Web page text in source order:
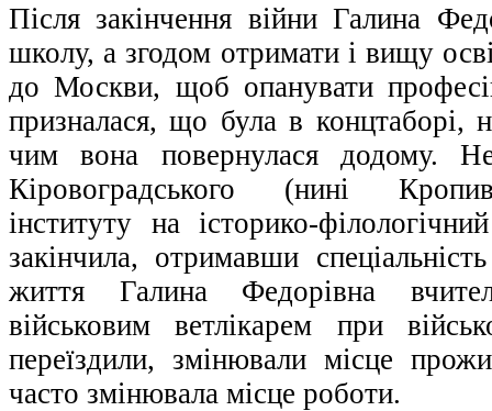
Після закінчення війни Галина
школу, а згодом отримати і вищу
до Москви, щоб опанувати
призналася, що була в концтаборі,
чим вона повернулася додому.
Кіровоградського (нині
інституту на історико-
закінчила, отримавши
життя Галина Федорівна
військовим ветлікарем при
переїздили, змінювали місце
часто змінювала місце роботи.